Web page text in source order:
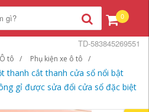
0
Ô tô Phụ kiện xe ô tô
thanh cắt thanh cửa sổ nổi bật
gỉ được sửa đổi cửa sổ đặc biệt
TD-583845269551